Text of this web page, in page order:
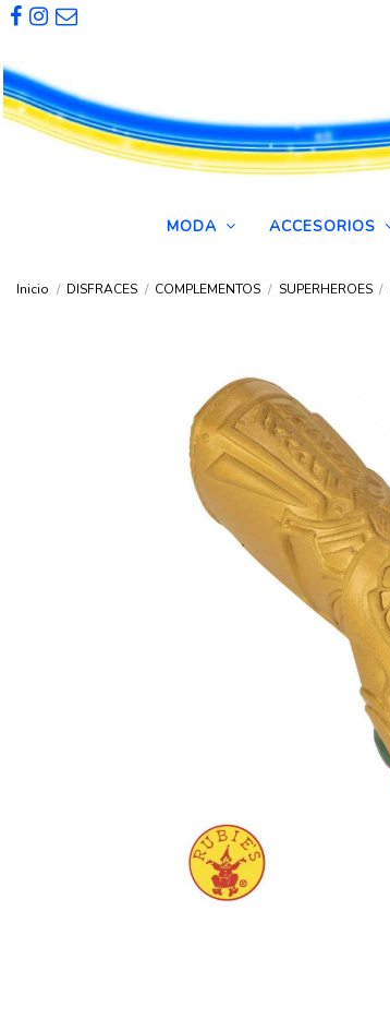
MODA ACCESORIOS
Inicio DISFRACES COMPLEMENTOS SUPERHEROES